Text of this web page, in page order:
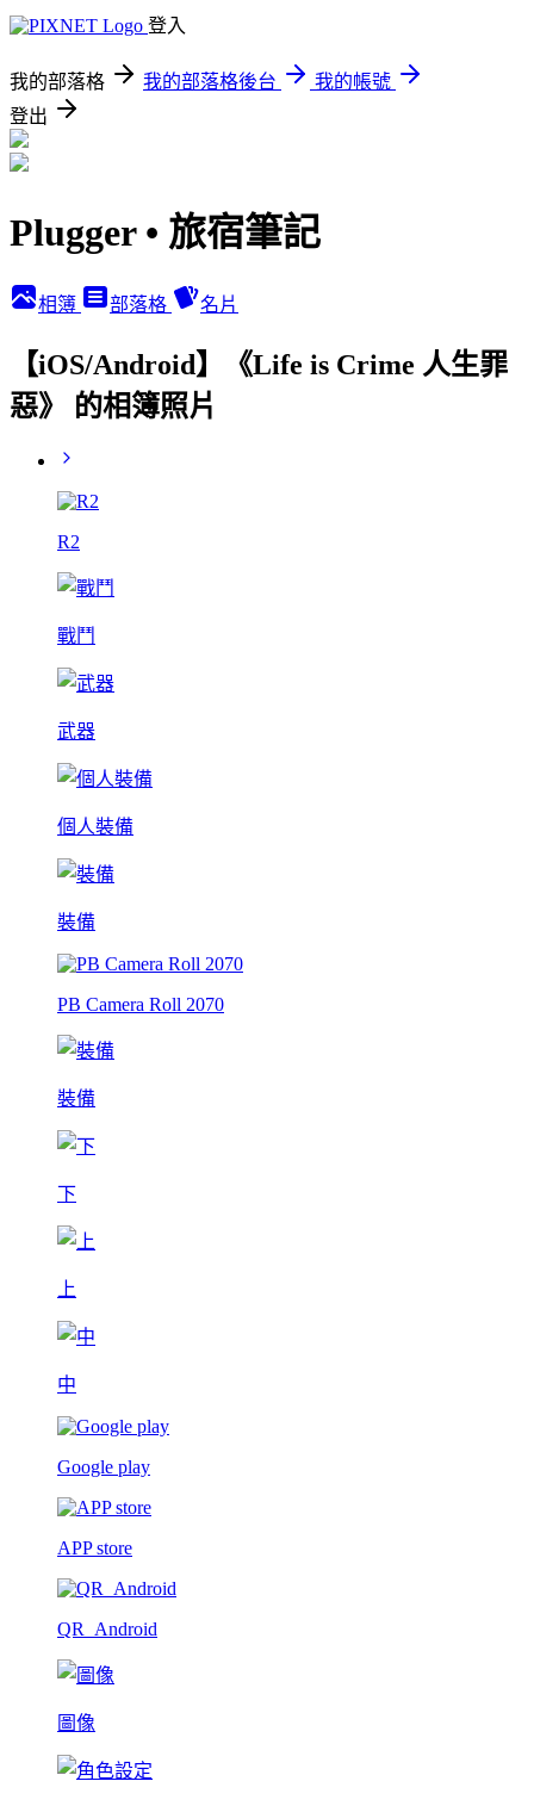
登入
我的部落格 我的部落格後台
我的帳號
登出
Plugger • 旅宿筆記
相簿 部落格 名片
【iOS/Android】《Life is Crime 人生罪
惡》 的相簿照片
R2
戰鬥
武器
個人裝備
裝備
PB Camera Roll 2070
裝備
下
上
中
Google play
APP store
QR_Android
圖像